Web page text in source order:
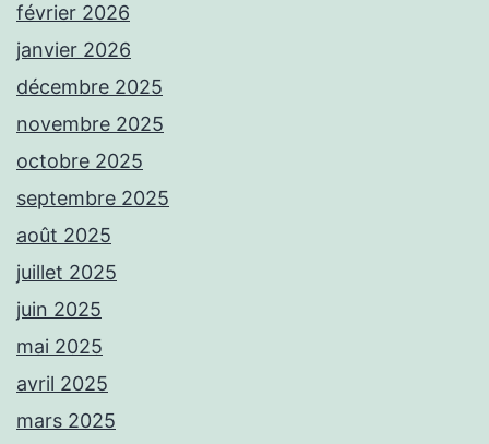
février 2026
janvier 2026
décembre 2025
novembre 2025
octobre 2025
septembre 2025
août 2025
juillet 2025
juin 2025
mai 2025
avril 2025
mars 2025